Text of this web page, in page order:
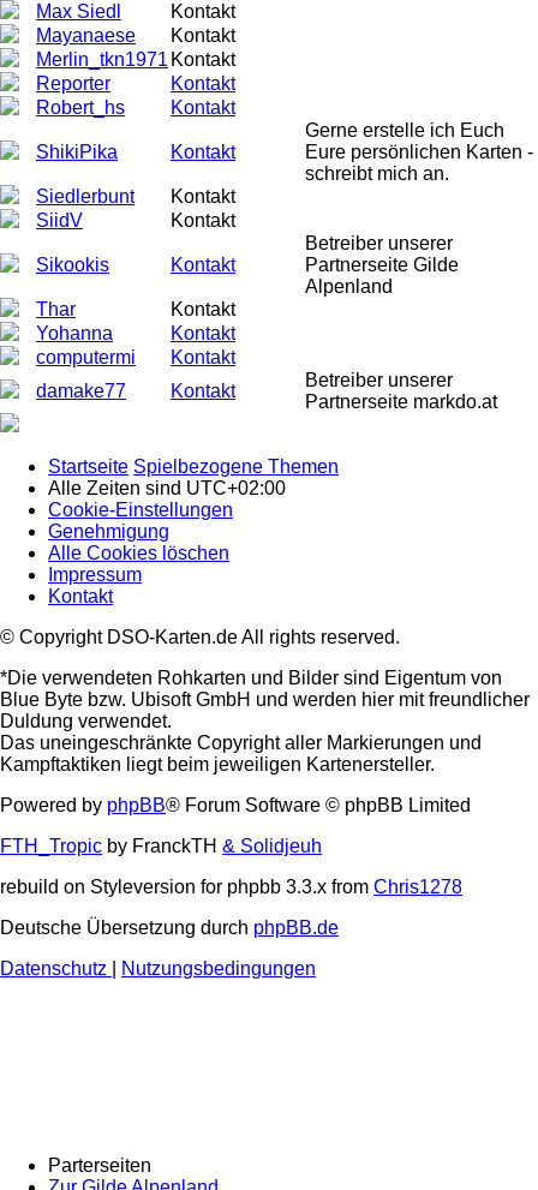
Max Siedl
Kontakt
Mayanaese
Kontakt
Merlin_tkn1971 Kontakt
Reporter
Kontakt
Robert_hs
Kontakt
ShikiPika Kontakt
Gerne erstelle ich Euch
Eure persönlichen Karten -
schreibt mich an.
Siedlerbunt
Kontakt
SiidV
Kontakt
Sikookis Kontakt
Betreiber unserer
Partnerseite Gilde
Alpenland
Thar
Kontakt
Yohanna
Kontakt
computermi
Kontakt
damake77
Kontakt
Betreiber unserer
Partnerseite markdo.at
Startseite Spielbezogene Themen
Alle Zeiten sind UTC+02:00
Cookie-Einstellungen
Genehmigung
Alle Cookies löschen
Impressum
Kontakt
© Copyright DSO-Karten.de All rights reserved.
*Die verwendeten Rohkarten und Bilder sind Eigentum von
Blue Byte bzw. Ubisoft GmbH und werden hier mit freundlicher
Duldung verwendet.
Das uneingeschränkte Copyright aller Markierungen und
Kampftaktiken liegt beim jeweiligen Kartenersteller.
Powered by phpBB® Forum Software © phpBB Limited
FTH_Tropic by FranckTH & Solidjeuh
rebuild on Styleversion for phpbb 3.3.x from Chris1278
Deutsche Übersetzung durch phpBB.de
Datenschutz
Nutzungsbedingungen
Parterseiten